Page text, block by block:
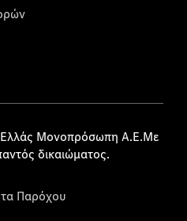
Μονοπρόσωπη Α.Ε.Με
δικαιώματος.
Παρόχου